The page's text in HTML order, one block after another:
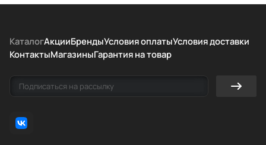
КаталогАкцииБрендыУсловия оплатыУсловия доставки
КонтактыМагазиныГарантия на товар